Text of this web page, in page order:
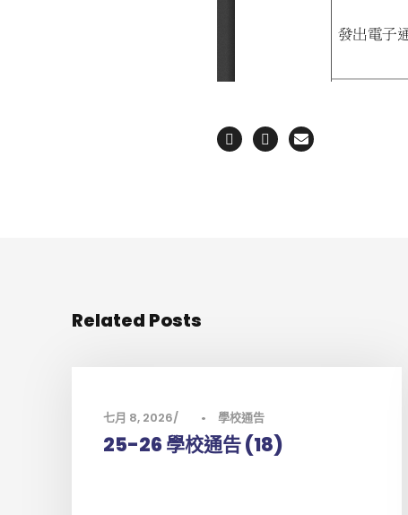
Related Posts
七月 8, 2026 • 學校通告
25-26 學校通告 (18)